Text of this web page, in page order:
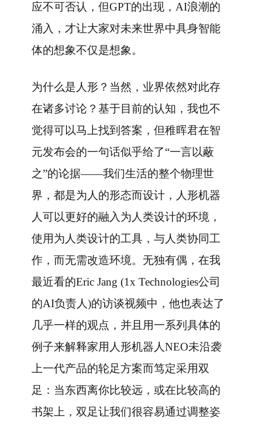
应不可否认，但GPT的出现，AI浪潮的
涌入，才让大家对未来世界中具身智能
体的想象不仅是想象。
为什么是人形？当然，业界依然对此存
在诸多讨论？基于目前的认知，我也不
觉得可以马上找到答案，但稚晖君在智
元发布会的一句话似乎给了“一言以蔽
之”的论据——我们生活的整个物理世
界，都是为人的形态而设计，人形机器
人可以更好的融入为人类设计的环境，
使用为人类设计的工具，与人类协同工
作，而无需改造环境。无独有偶，在我
最近看的Eric Jang (1x Technologies公司
的AI负责人)的访谈视频中，他也表达了
几乎一样的观点，并且用一系列具体的
例子来解释家用人形机器人NEO未沿袭
上一代产品的轮足方案而笃定采用双
足：当东西离你比较远，或在比较高的
书架上，双足让我们很容易通过调整姿